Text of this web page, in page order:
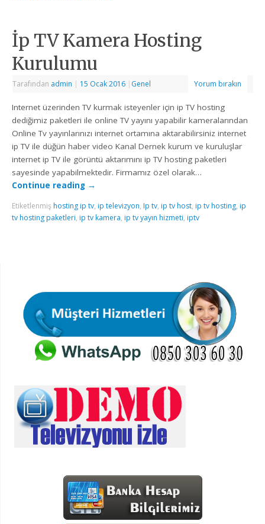
İp TV Kamera Hosting
Kurulumu
Tarafından admin | 15 Ocak 2016 | Genel Yorum bırakın
Internet üzerinden TV kurmak isteyenler için ip TV hosting
dediğimiz paketleri ile online TV yayını yapabilir kameralarından
Online Tv yayınlarınızı internet ortamına aktarabilirsiniz internet
ip TV ile düğün haber video Kanal Dernek kurum ve kuruluşlar
internet ip TV ile görüntü aktarımını ip TV hosting paketleri
sayesinde yapabilmektedir. Firmamız özel olarak…
Continue reading →
Etiketlenmiş hosting ip tv, ip televizyon, Ip tv, ip tv host, ip tv hosting, ip
tv hosting paketleri, ip tv kamera, ip tv yayın hizmeti, iptv